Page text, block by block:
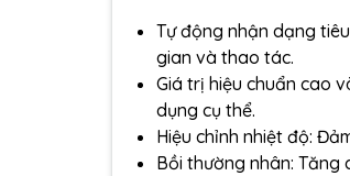
Tự động nhận dạng
gian và thao tác.
Giá trị hiệu chuẩn cao
dụng cụ thể.
Hiệu chỉnh nhiệt độ:
Bồi thường nhân: Tăng